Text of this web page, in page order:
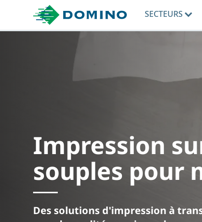
SECTEURS
Impression
souples pour
Des solutions d'impression à